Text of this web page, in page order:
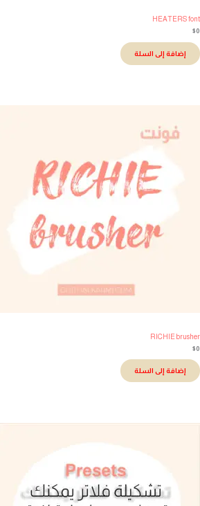
HEATERS
إضافة إلى السلة
RICHIE
إضافة إلى السلة